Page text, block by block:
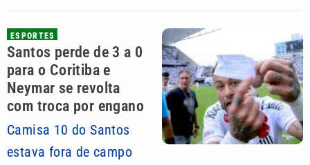
ESPORTES
Santos perde de 3 a 0
para o Coritiba e
Neymar se revolta
com troca por engano
Camisa 10 do Santos
estava fora de campo